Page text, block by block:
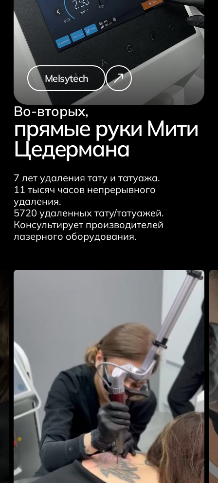
Melsytech
Во-вторых,
прямые руки Мити
Цедермана
7 лет удаления тату и татуажа.
11 тысяч часов непрерывного
удаления.
5720 удаленных тату/татуажей.
Консультирует производителей
лазерного оборудования.